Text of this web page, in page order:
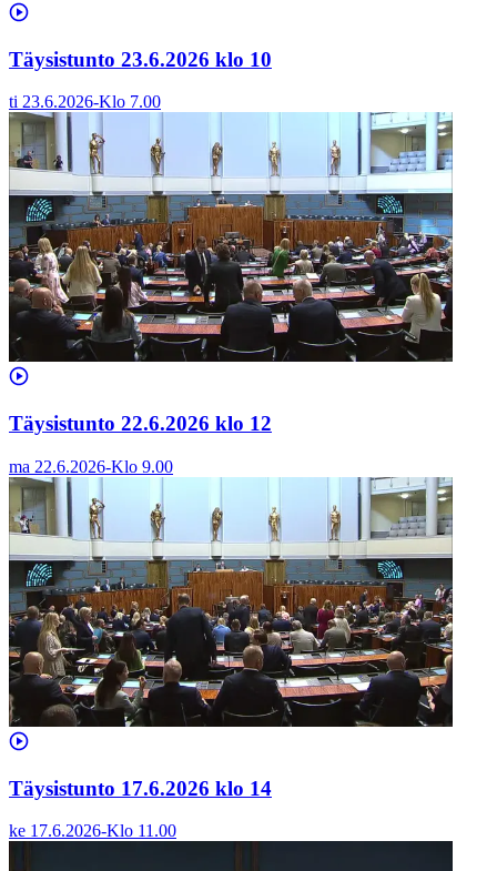
Täysistunto 23.6.2026 klo 10
ti 23.6.2026-Klo 7.00
Täysistunto 22.6.2026 klo 12
ma 22.6.2026-Klo 9.00
Täysistunto 17.6.2026 klo 14
ke 17.6.2026-Klo 11.00